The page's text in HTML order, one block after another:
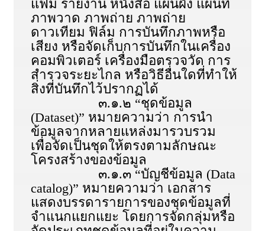
แฟ้ม รายงาน หนังสือ แผนผัง แผนที่
ภาพวาด ภาพถ่าย ภาพถ่าย
ดาวเทียม ฟิล์ม การบันทึกภาพหรือ
เสียง หรือจัดเก็บการบันทึกในเครื่อง
คอมพิวเตอร์ เครื่องมือตรวจวัด การ
สำรวจระยะไกล หรือวิธีอื่นใดที่ทำให้
สิ่งที่บันทึกไว้ปรากฏได้
๓.๑.๒ “ชุดข้อมูล
(Dataset)” หมายความว่า การนำ
ข้อมูลจากหลายแหล่งมารวบรวม
เพื่อจัดเป็นชุดให้ตรงตามลักษณะ
โครงสร้างของข้อมูล
๓.๑.๓ “บัญชีข้อมูล (Data
catalog)” หมายความว่า เอกสาร
แสดงบรรดารายการของชุดข้อมูลที่
จำแนกแยกแยะ โดยการจัดกลุ่มหรือ